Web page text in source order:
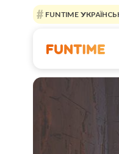
FUNTIME